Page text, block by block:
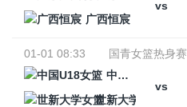
vs
广西恒宸
01-01 08:33
国青女篮热身赛
中国U18女篮
vs
世新大学女篮